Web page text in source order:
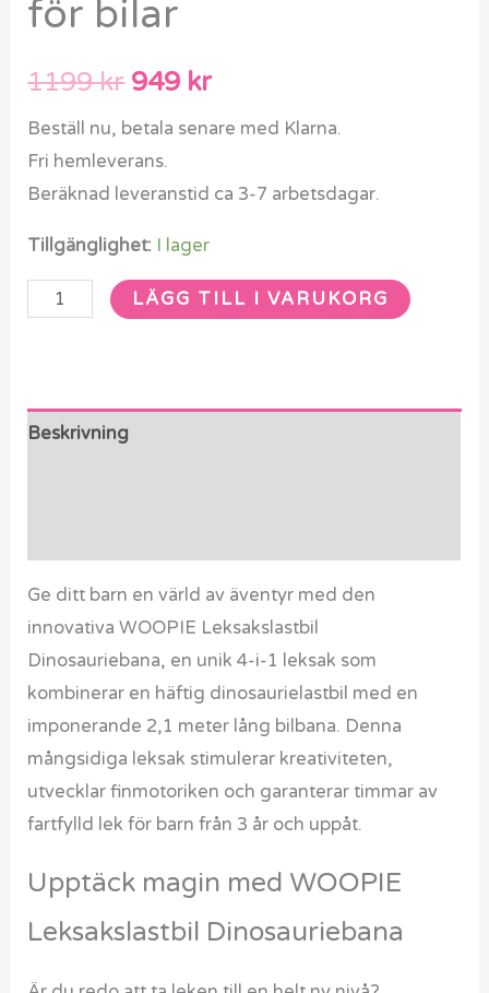
för bilar
1199kr 949 kr
Beställ nu, betala senare med Klarna.
Fri hemleverans.
Beräknad leveranstid ca 3-7 arbetsdagar.
Tillgänglighet: I lager
LÄGG TILL I VARUKORG
Beskrivning
Ge ditt barn en värld av äventyr med den
innovativa WOOPIE Leksakslastbil
Dinosauriebana, en unik 4-i-1 leksak som
kombinerar en häftig dinosaurielastbil med en
imponerande 2,1 meter lång bilbana. Denna
mångsidiga leksak stimulerar kreativiteten,
utvecklar finmotoriken och garanterar timmar av
fartfylld lek för barn från 3 år och uppåt.
Upptäck magin med WOOPIE
Leksakslastbil Dinosauriebana